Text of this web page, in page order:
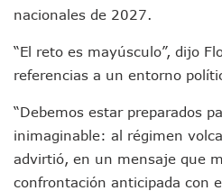
Orgullo Vallartense:
Vecinos De Vallarta
Pelea De Extranjera
Llegan Camiones
Coordinan
Monzón Mexicano
Acusado De
nacionales de 2027.
“El reto es mayúsculo”, dijo
referencias a un entorno
“Debemos estar preparados
inimaginable: al régimen
advirtió, en un mensaje que
confrontación anticipada con